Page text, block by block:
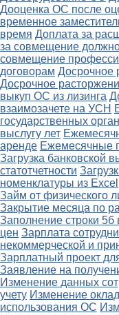
Дооценка ОС после
временное
время Доплата за
за совмещение
совмещение
договорам Досрочное
Досрочное
выкуп ОС из лизинга
взаимозачете на УСН
государственных
выслугу лет
аренде Ежемесячные
Загрузка банковской
статотчетности
номенклатуры из Excel
Займ от физического
Закрытие месяца по
Заполнение строки
цен Зарплата
некоммерческой и
Зарплатный проект
Заявление на
Изменение данных
учету Изменение
использования ОС